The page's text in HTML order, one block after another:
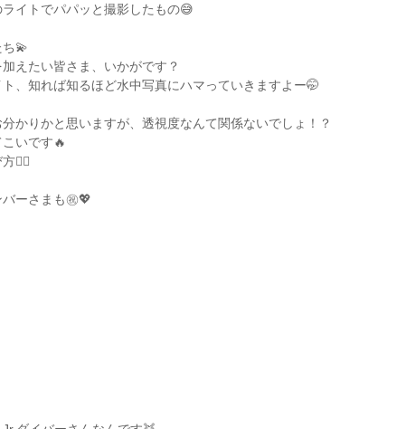
イトでパパッと撮影したもの😅
💫
えたい皆さま、いかがです？
、知れば知るほど水中写真にハマっていきますよー🤭
かりかと思いますが、透視度なんて関係ないでしょ！？
こいです🔥
☝🏽
ーさまも㊗️💖